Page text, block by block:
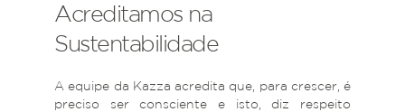
Acreditamos na
Sustentabilidade
A equipe da Kazza acredita que, para crescer, é
preciso ser consciente e isto, diz respeito